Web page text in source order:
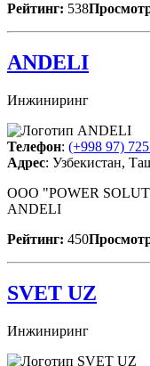
Рейтинг: 538
ANDELI
Инжиниринг
Телефон: (+998 97) 725
Адрес: Узбекистан,
OOO "POWER
ANDELI
Рейтинг: 450
SVET UZ
Инжиниринг